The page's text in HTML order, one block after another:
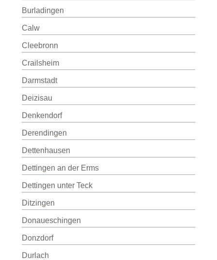
Burladingen
Calw
Cleebronn
Crailsheim
Darmstadt
Deizisau
Denkendorf
Derendingen
Dettenhausen
Dettingen an der Erms
Dettingen unter Teck
Ditzingen
Donaueschingen
Donzdorf
Durlach